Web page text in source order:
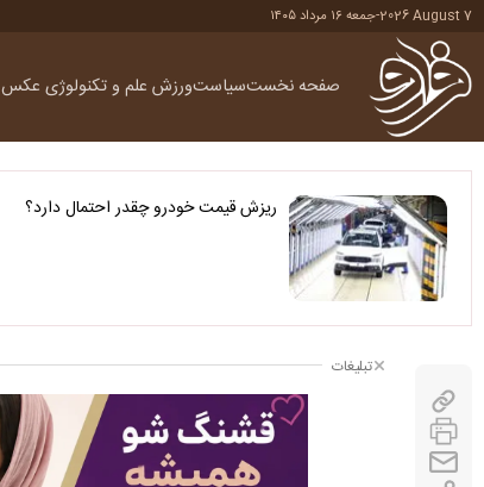
2026 August 7
-جمعه ۱۶ مرداد ۱۴۰۵
صفحه نخستسیاستورزش علم و تکنولوژی عکس
ریزش قیمت خودرو چقدر احتمال دارد؟
تبلیغات